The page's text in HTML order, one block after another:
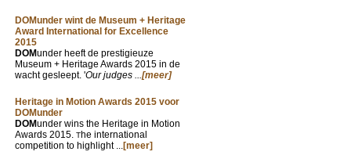
DOMunder wint de Museum + Heritage
Award International for Excellence
2015
DOMunder heeft de prestigieuze
Museum + Heritage Awards 2015 in de
wacht gesleept. 'Our judges ...[meer]
Heritage in Motion Awards 2015 voor
DOMunder
DOMunder wins the Heritage in Motion
Awards 2015. The international
competition to highlight ...[meer]